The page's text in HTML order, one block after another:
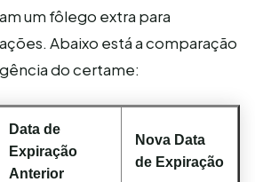
um fôlego extra para
Abaixo está a comparação
do certame:
Data de
Expiração
Anterior
Nova Data
de Expiração